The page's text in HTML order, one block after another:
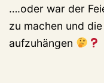
….oder war der
zu machen und
aufzuhängen